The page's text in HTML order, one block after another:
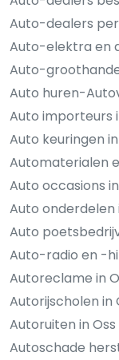
Auto-dealers
Auto-elektra en
Auto-
Auto huren-
Auto importeurs
Auto keuringen
Automaterialen
Auto occasions
Auto onderdelen
Auto
Auto-radio en -
Autoreclame in
Autorijscholen in
Autoruiten in Oss
Autoschade